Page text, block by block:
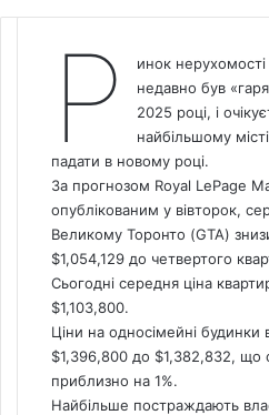
Р
инок
недавно був
2025 році, і
найбільшому
падати в новому році.
За прогнозом Royal LePage
опублікованим у вівторок,
Великому Торонто (GTA)
$1,054,129 до четвертого
Сьогодні середня ціна
$1,103,800.
Ціни на односімейні будинки
$1,396,800 до $1,382,832, що
приблизно на 1%.
Найбільше постраждають